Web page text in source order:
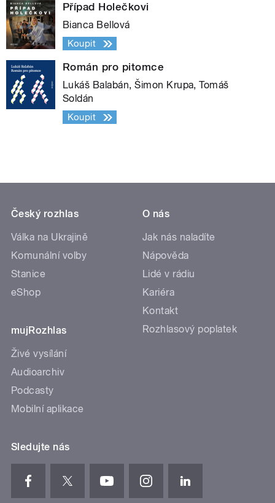
Případ Holečkovi
Bianca Bellová
Koupit
Román pro pitomce
Lukáš Balabán, Šimon Krupa, Tomáš
Soldán
Koupit
Český rozhlas
Válka na Ukrajině
Komunální volby
Stanice
eShop
mujRozhlas
Živé vysílání
Audioarchiv
Podcasty
Mobilní aplikace
O nás
Jak nás naladíte
Nápověda
Lidé v rádiu
Kariéra
Kontakt
Rozhlasový poplatek
Sledujte nás